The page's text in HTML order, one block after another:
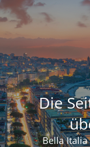
Die
Bella